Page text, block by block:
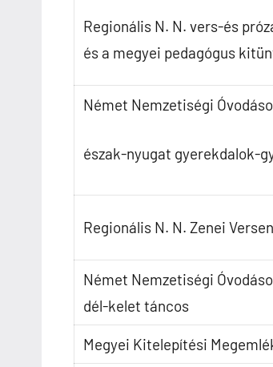
Regionális N. N. vers-és
és a megyei pedagógus
Német Nemzetiségi
észak-nyugat gyerekdalok-
Regionális N. N. Zenei
Német Nemzetiségi
dél-kelet táncos
Megyei Kitelepítési